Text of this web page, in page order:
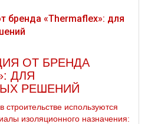
ОТ БРЕНДА
ДЛЯ
РЕШЕНИЙ
используются
изоляционного назначения: